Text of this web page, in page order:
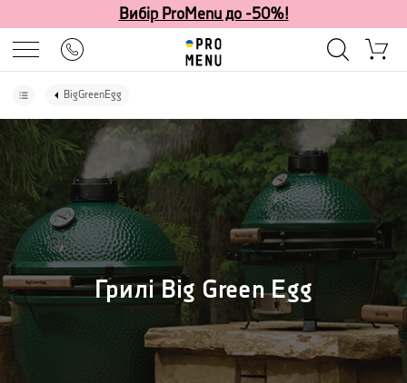
Вибір ProMenu до -50%!
BigGreenEgg
Грилі Big Green Egg